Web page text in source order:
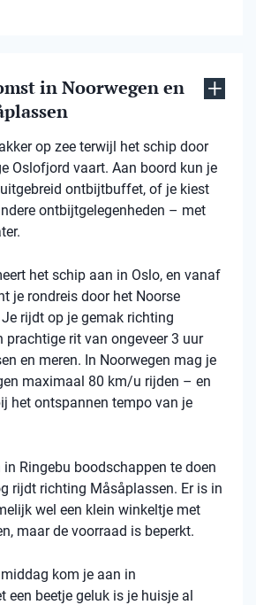
in Noorwegen en
op zee terwijl het schip door
Oslofjord vaart. Aan boord kun je
ontbijtbuffet, of je kiest
ontbijtgelegenheden – met
het schip aan in Oslo, en vanaf
je rondreis door het Noorse
rijdt op je gemak richting
prachtige rit van ongeveer 3 uur
en meren. In Noorwegen mag je
maximaal 80 km/u rijden – en
het ontspannen tempo van je
Ringebu boodschappen te doen
rijdt richting Måsåplassen. Er is in
wel een klein winkeltje met
maar de voorraad is beperkt.
kom je aan in
een beetje geluk is je huisje al